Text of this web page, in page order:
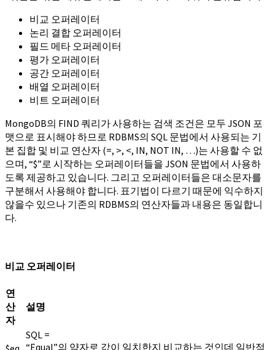
비교 오퍼레이터
논리 결합 오퍼레이터
필드 메타 오퍼레이터
평가 오퍼레이터
공간 오퍼레이터
배열 오퍼레이터
비트 오퍼레이터
MongoDB의 FIND 쿼리가 사용하는 검색 조건은 모두 JSON 포
맷으로 표시해야 하므로 RDBMS의 SQL 문법에서 사용되는 기
본 집합 및 비교 연산자 (=, >, <, IN, NOT IN, …)는 사용할 수 없
으며, “$”로 시작하는 오퍼레이터들을 JSON 문법에서 사용하
도록 제공하고 있습니다. 그리고 오퍼레이터들은 대소문자를
구분해서 사용해야 합니다. 표기법이 다르기 때문에 익수하지
않을수 있으나 기존의 RDBMS의 연산자들과 내용은 동일합니
다.
비교 오퍼레이터
연
산
자
설명
SQL =
“Equal”의 약자로 값이 일치한지 비교하는 것인데 일반적